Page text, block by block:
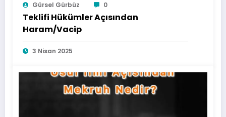
Gürsel Gürbüz 0
Teklifi Hükümler Açısından
Haram/Vacip
3 Nisan 2025